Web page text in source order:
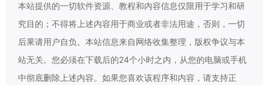
本站提供的一切软件资源、教程和内容信息仅限用于学习和研
究目的；不得将上述内容用于商业或者非法用途，否则，一切
后果请用户自负。本站信息来自网络收集整理，版权争议与本
站无关。您必须在下载后的24个小时之内，从您的电脑或手机
中彻底删除上述内容。如果您喜欢该程序和内容，请支持正